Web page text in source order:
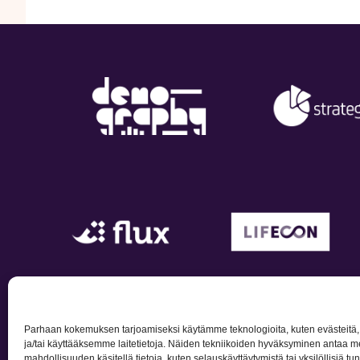
Parhaan kokemuksen tarjoamiseksi käytämme teknologioita, kuten
ja/tai käyttääksemme laitetietoja. Näiden tekniikoiden hyväksyminen antaa